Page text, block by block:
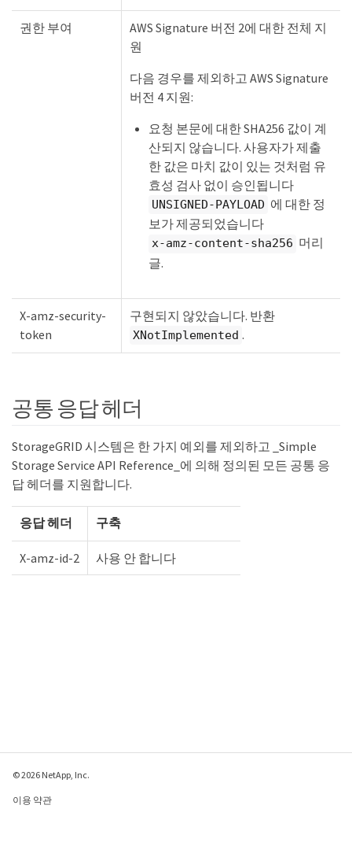
권한 부여
AWS Signature 버전 2에 대한 전체 지
원
다음 경우를 제외하고 AWS Signature
버전 4 지원:
요청 본문에 대한 SHA256 값이 계
산되지 않습니다. 사용자가 제출
한 값은 마치 값이 있는 것처럼 유
효성 검사 없이 승인됩니다
UNSIGNED-PAYLOAD 에 대한 정
보가 제공되었습니다
x-amz-content-sha256 머리
글.
X-amz-security-
token
구현되지 않았습니다. 반환
XNotImplemented .
공통 응답 헤더
StorageGRID 시스템은 한 가지 예외를 제외하고 _Simple
Storage Service API Reference_에 의해 정의된 모든 공통 응
답 헤더를 지원합니다.
응답 헤더 구축
X-amz-id-2 사용 안 합니다
© 2026 NetApp, Inc.
이용 약관